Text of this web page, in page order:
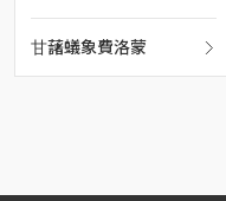
⽢藷蟻象費洛蒙